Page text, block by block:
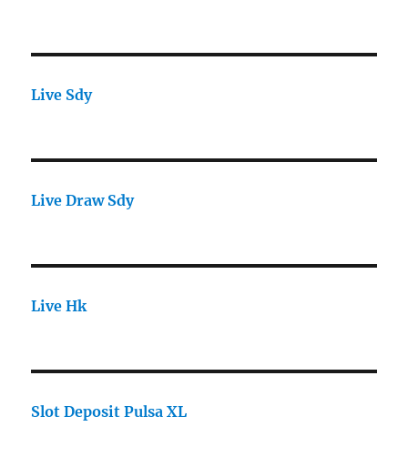
Live Sdy
Live Draw Sdy
Live Hk
Slot Deposit Pulsa XL